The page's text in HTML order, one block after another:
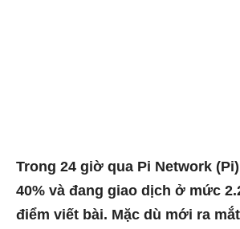
Trong 24 giờ qua Pi Network
40% và đang giao dịch ở mức
điểm viết bài. Mặc dù mới ra